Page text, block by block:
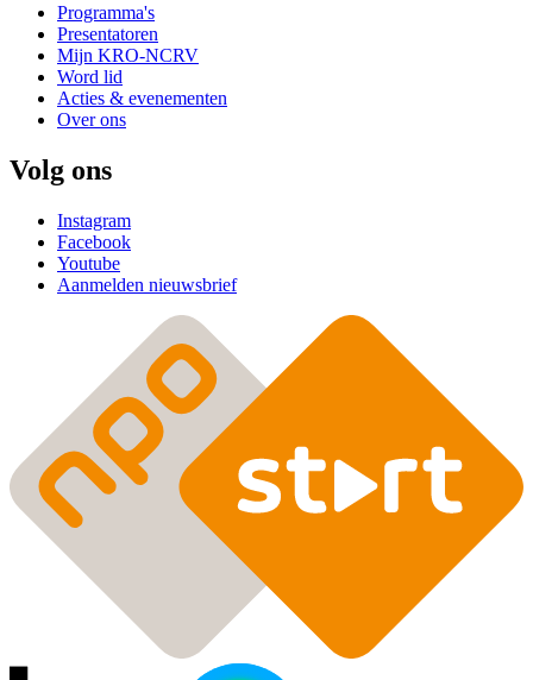
Programma's
Presentatoren
Mijn KRO-NCRV
Word lid
Acties & evenementen
Over ons
Volg ons
Instagram
Facebook
Youtube
Aanmelden nieuwsbrief